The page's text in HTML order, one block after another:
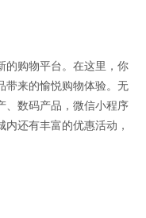
的购物平台。在这里，你
带来的愉悦购物体验。无
、数码产品，微信小程序
还有丰富的优惠活动，